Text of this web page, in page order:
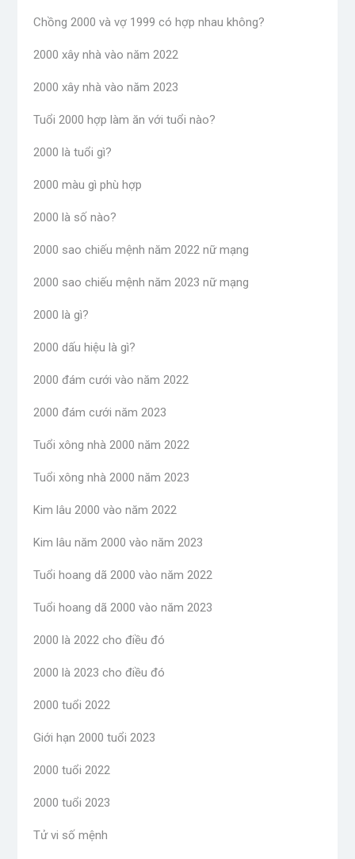
Chồng 2000 và vợ 1999 có hợp nhau không?
2000 xây nhà vào năm 2022
2000 xây nhà vào năm 2023
Tuổi 2000 hợp làm ăn với tuổi nào?
2000 là tuổi gì?
2000 màu gì phù hợp
2000 là số nào?
2000 sao chiếu mệnh năm 2022 nữ mạng
2000 sao chiếu mệnh năm 2023 nữ mạng
2000 là gì?
2000 dấu hiệu là gì?
2000 đám cưới vào năm 2022
2000 đám cưới năm 2023
Tuổi xông nhà 2000 năm 2022
Tuổi xông nhà 2000 năm 2023
Kim lâu 2000 vào năm 2022
Kim lâu năm 2000 vào năm 2023
Tuổi hoang dã 2000 vào năm 2022
Tuổi hoang dã 2000 vào năm 2023
2000 là 2022 cho điều đó
2000 là 2023 cho điều đó
2000 tuổi 2022
Giới hạn 2000 tuổi 2023
2000 tuổi 2022
2000 tuổi 2023
Tử vi số mệnh